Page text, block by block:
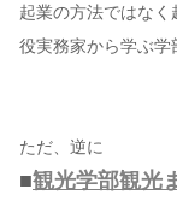
起業の方法ではな
役実務家から学ぶ学
ただ、逆に
■観光学部観光